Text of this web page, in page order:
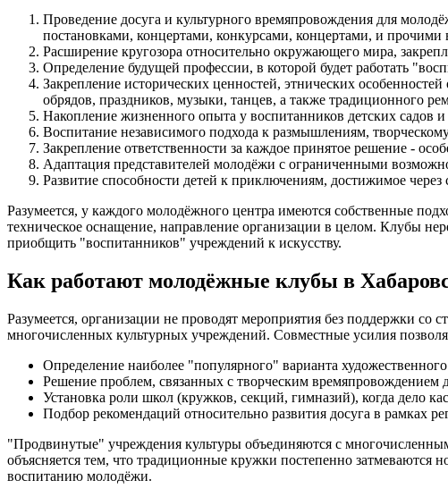
Проведение досуга и культурного времяпровождения для
постановками, концертами, конкурсами, концертами, и
Расширение кругозора относительно окружающего мира,
Определение будущей профессии, в которой будет работать
Закрепление исторических ценностей, этнических
обрядов, праздников, музыки, танцев, а также традиционного
Накопление жизненного опыта у воспитанников детских садов
Воспитание независимого подхода к размышлениям,
Закрепление ответственности за каждое принятое решение -
Адаптация представителей молодёжи с ограниченными
Развитие способности детей к приключениям, достижимое
Разумеется, у каждого молодёжного центра имеются собственные
техническое оснащение, направление организации в целом. Клубы
приобщить "воспитанников" учреждений к искусству.
Как работают молодёжные клубы в
Разумеется, организации не проводят мероприятия без поддержки
многочисленных культурных учреждений. Совместные усилия
Определение наиболее "популярного" варианта
Решение проблем, связанных с творческим времяпровождением
Установка роли школ (кружков, секций, гимназий), когда дело
Подбор рекомендаций относительно развития досуга в рамках
"Продвинутые" учреждения культуры объединяются с
объясняется тем, что традиционные кружки постепенно
воспитанию молодёжи.